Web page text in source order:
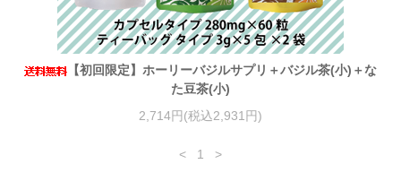
【初回限定】ホーリーバジルサプリ＋バジル茶(小)＋な
た豆茶(小)
2,714円(税込2,931円)
< 1 >